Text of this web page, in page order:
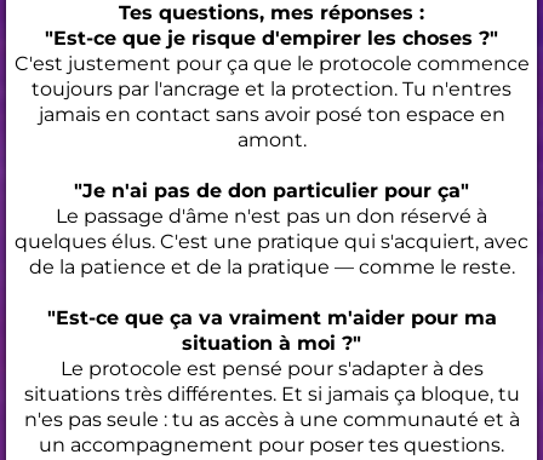
Tes questions, mes réponses :
"Est-ce que je risque d'empirer les choses ?"
C'est justement pour ça que le protocole commence
toujours par l'ancrage et la protection. Tu n'entres
jamais en contact sans avoir posé ton espace en
amont.
"Je n'ai pas de don particulier pour ça"
Le passage d'âme n'est pas un don réservé à
quelques élus. C'est une pratique qui s'acquiert, avec
de la patience et de la pratique — comme le reste.
"Est-ce que ça va vraiment m'aider pour ma
situation à moi ?"
Le protocole est pensé pour s'adapter à des
situations très différentes. Et si jamais ça bloque, tu
n'es pas seule : tu as accès à une communauté et à
un accompagnement pour poser tes questions.